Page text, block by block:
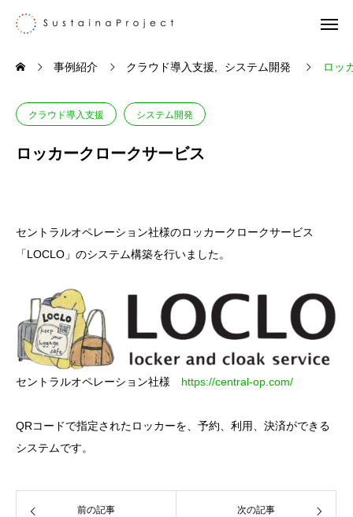
事例紹介 クラウド導入支援 システム開発 ロッ
クラウド導入支援 システム開発
ロッカークロークサービス
セントラルオペレーション社様のロッカークロークサービス
「LOCLO」のシステム構築を行いました。
セントラルオペレーション社様 https://central-op.com/
QRコードで指定されたロッカーを、予約、利用、決済ができる
システムです。
前の記事 次の記事